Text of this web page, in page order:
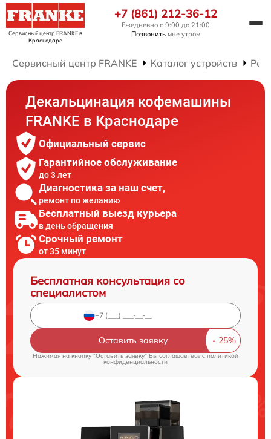
Сервисный центр FRANKEв
Краснодаре
+7 (861) 212-36-12
Ежедневно с 9:00 до 21:00
Позвонить мне утром
Сервисный центр FRANKE Каталог устройств
Декальцинация кофемашины
FRANKE в Краснодаре
Официальный сервис
Гарантийное обслуживание
до 3 лет
Диагностика за наш счет,
ремонт по желанию
Бесплатный выезд курьера
в день обращения
Срочный ремонт
от 35 минут
Бесплатная консультация со
специалистом
Оставить заявку
Нажимая на кнопку "Оставить заявку" Вы соглашаетесь cполитикой
конфиденциальности